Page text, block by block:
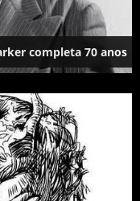
completa 70 anos